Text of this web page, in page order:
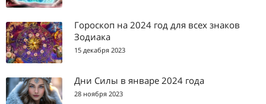
Гороскоп на 2024 год для всех знаков
Зодиака
15 декабря 2023
Дни Силы в январе 2024 года
28 ноября 2023